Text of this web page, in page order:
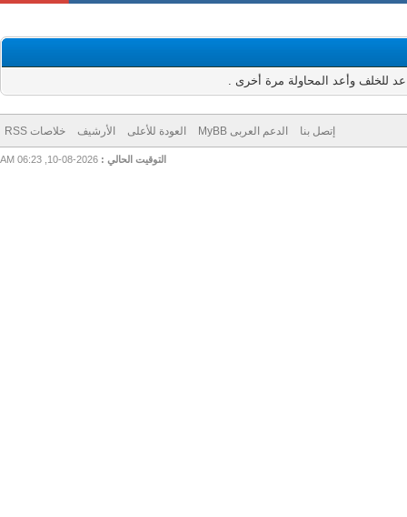
وأعد المحاولة مرة أخرى .
إتصل بنا الدعم العربى MyBB العودة للأعلى الأرشيف خلاصات RSS
التوقيت الحالي :2026-08-10, 06:23 AM